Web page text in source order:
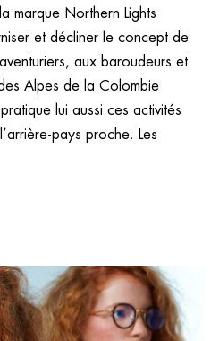
marque Northern Lights
et décliner le concept de
aux baroudeurs et
Alpes de la Colombie
lui aussi ces activités
pays proche. Les